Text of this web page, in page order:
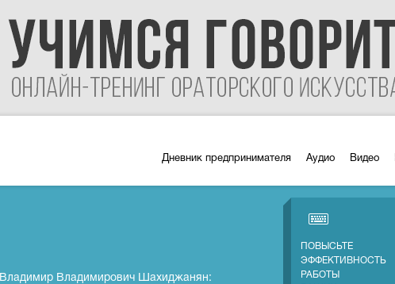
Дневник предпринимателя Аудио Видео
Владимир Владимирович Шахиджанян:
ПОВЫСЬТЕ
ЭФФЕКТИВНОСТЬ
РАБОТЫ